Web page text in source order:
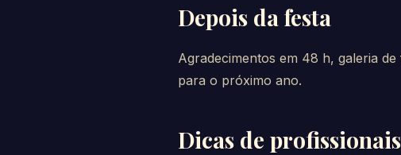
Depois da festa
Agradecimentos em 48 h, galeria
para o próximo ano.
Dicas de profissionais